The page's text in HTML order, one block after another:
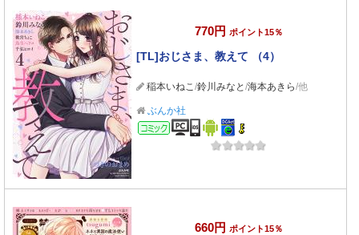
770円 ポイント15％
[TL]おじさま、教えて （4）
稲本いねこ/鈴川みなと /海本あきら/他
ぶんか社
コミック
660円 ポイント15％